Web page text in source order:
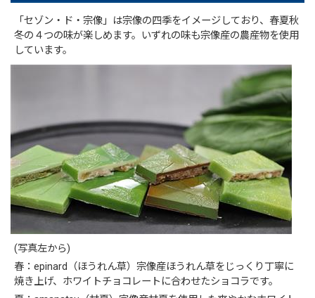
「セゾン・ド・宗像」は宗像の四季をイメージしており、春夏秋
冬の４つの味が楽しめます。いずれの味も宗像産の農産物を使用
しています。
(写真左から)
春：epinard（ほうれん草）宗像産ほうれん草をじっくり丁寧に
焼き上げ、ホワイトチョコレートに合わせたショコラです。